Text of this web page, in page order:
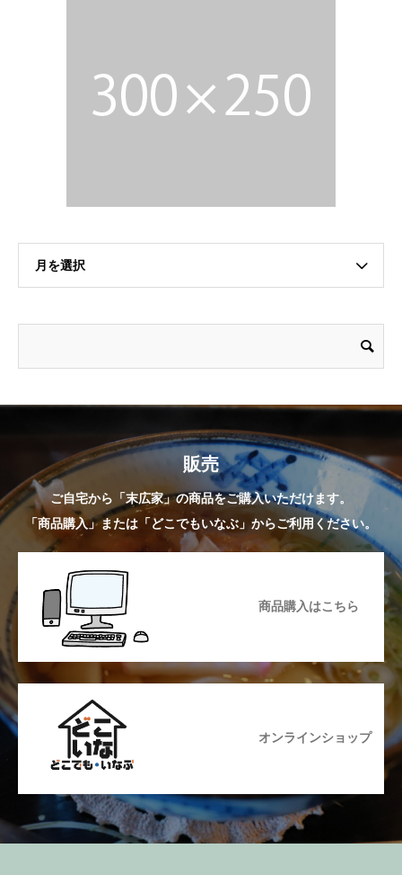
月を選択
販売
ご自宅から「末広家」の商品をご購入いただけます。
「商品購入」または「どこでもいなぶ」からご利用ください。
商品購入はこちら
オンラインショップ